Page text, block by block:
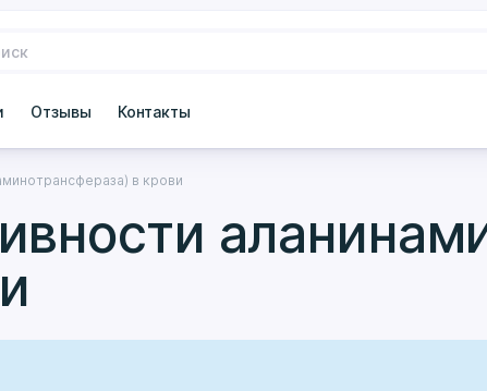
Отзывы Контакты
в крови